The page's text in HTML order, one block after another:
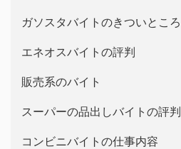
ガソスタバイトのきついところ
エネオスバイトの評判
販売系のバイト
スーパーの品出しバイトの評判
コンビニバイトの仕事内容